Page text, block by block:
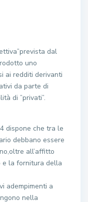
dal
uno
ai redditi derivanti
da parte di
di ”privati”.
dispone che tra le
debbano essere
all’affitto
e la fornitura della
adempimenti a
nella